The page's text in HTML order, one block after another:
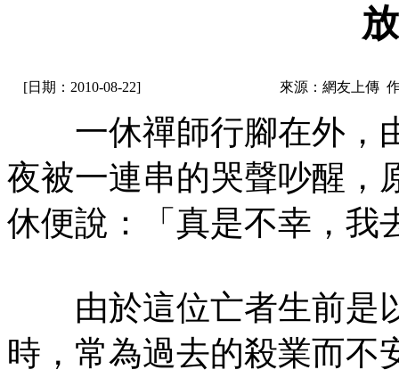
[日期：2010-08-22] 來源：網友上傳
一休禪師行腳在外，
夜被一連串的哭聲吵醒，
休便說：「真是不幸，我
由於這位亡者生前是
時，常為過去的殺業而不